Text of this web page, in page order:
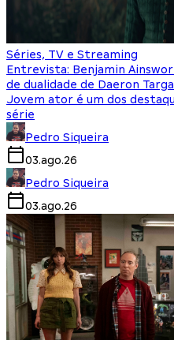
Séries, TV e Streaming
Entrevista: Benjamin
de dualidade de Daeron
Jovem ator é um dos
série
Pedro Siqueira
03.ago.26
Pedro Siqueira
03.ago.26